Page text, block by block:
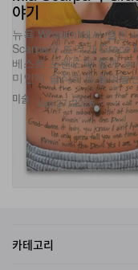
미술
뉴욕 Whaam!에서 열린
Scarpa와 조각가 Grace
베스트 프렌드와 함께 동
미인지 솔직하게 풀어놓
Jun 27, 2026